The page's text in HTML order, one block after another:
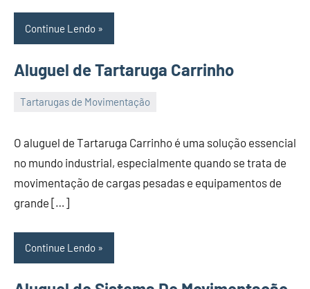
Continue Lendo
Aluguel de Tartaruga Carrinho
Tartarugas de Movimentação
November
de
2023
Administrador
O aluguel de Tartaruga Carrinho é uma solução essencial
no mundo industrial, especialmente quando se trata de
movimentação de cargas pesadas e equipamentos de
grande […]
Continue Lendo